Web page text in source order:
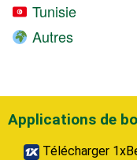
Tunisie
Autres
Applications de
Télécharger